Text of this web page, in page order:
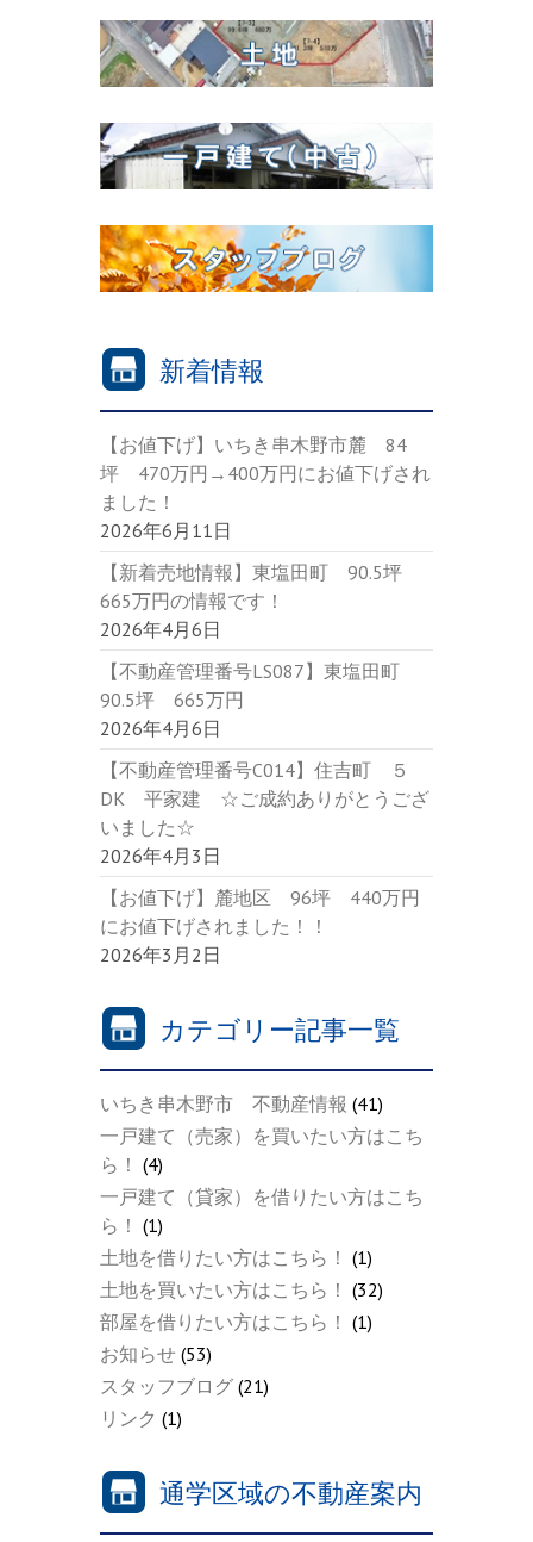
新着情報
【お値下げ】いちき串木野市麓 84
坪 470万円→400万円にお値下げされ
ました！
2026年6月11日
【新着売地情報】東塩田町 90.5坪
665万円の情報です！
2026年4月6日
【不動産管理番号LS087】東塩田町
90.5坪 665万円
2026年4月6日
【不動産管理番号C014】住吉町 ５
DK 平家建 ☆ご成約ありがとうござ
いました☆
2026年4月3日
【お値下げ】麓地区 96坪 440万円
にお値下げされました！！
2026年3月2日
カテゴリー記事一覧
いちき串木野市 不動産情報 (41)
一戸建て（売家）を買いたい方はこち
ら！ (4)
一戸建て（貸家）を借りたい方はこち
ら！ (1)
土地を借りたい方はこちら！ (1)
土地を買いたい方はこちら！ (32)
部屋を借りたい方はこちら！ (1)
お知らせ (53)
スタッフブログ (21)
リンク (1)
通学区域の不動産案内